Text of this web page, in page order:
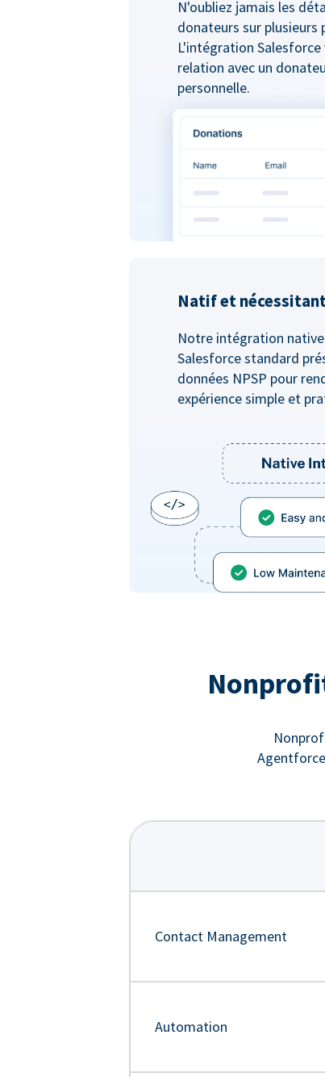
N'oubliez jamais les
donateurs sur
L'intégration
relation avec un
personnelle.
Natif et
Notre intégration
Salesforce standard
données NPSP pour
expérience simple et
Contact Management
Automation